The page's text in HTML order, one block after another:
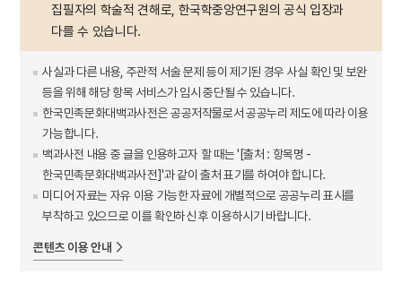
집필자의 학술적 견해로, 한국학중앙연구원의 공식 입장과
다를 수 있습니다.
사실과 다른 내용, 주관적 서술 문제 등이 제기된 경우 사실 확인 및 보완
등을 위해 해당 항목 서비스가 임시 중단될 수 있습니다.
한국민족문화대백과사전은 공공저작물로서 공공누리 제도에 따라 이용
가능합니다.
백과사전 내용 중 글을 인용하고자 할 때는 '[출처 : 항목명 -
한국민족문화대백과사전]'과 같이 출처 표기를 하여야 합니다.
미디어 자료는 자유 이용 가능한 자료에 개별적으로 공공누리 표시를
부착하고 있으므로 이를 확인하신 후 이용하시기 바랍니다.
콘텐츠 이용 안내